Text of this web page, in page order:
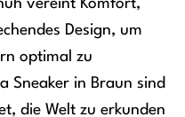
vereint Komfort,
Design, um
optimal zu
Sneaker in Braun sind
die Welt zu erkunden